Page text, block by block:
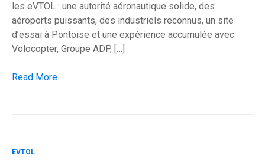
les eVTOL : une autorité aéronautique solide, des
aéroports puissants, des industriels reconnus, un site
d’essai à Pontoise et une expérience accumulée avec
Volocopter, Groupe ADP, […]
La France risque de regarder décoller les taxis volants
Read More
EVTOL